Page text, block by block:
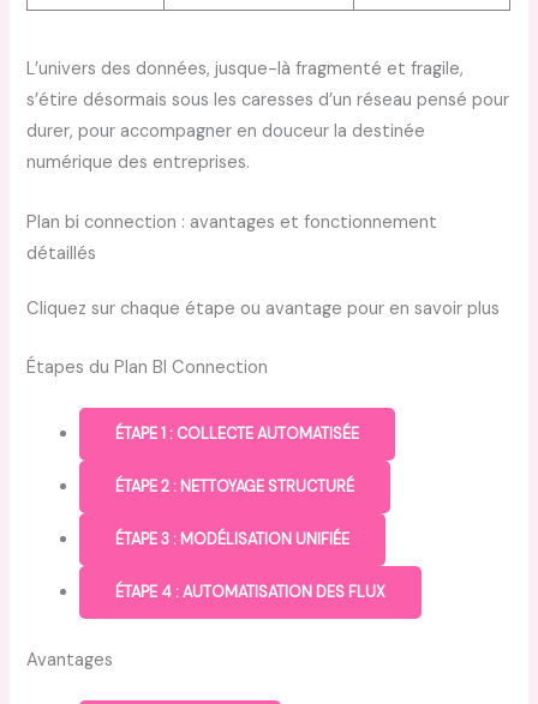
L’univers des données, jusque-là fragmenté et fragile,
s’étire désormais sous les caresses d’un réseau pensé pour
durer, pour accompagner en douceur la destinée
numérique des entreprises.
Plan bi connection : avantages et fonctionnement
détaillés
Cliquez sur chaque étape ou avantage pour en savoir plus
Étapes du Plan BI Connection
ÉTAPE 1 : COLLECTE AUTOMATISÉE
ÉTAPE 2 : NETTOYAGE STRUCTURÉ
ÉTAPE 3 : MODÉLISATION UNIFIÉE
ÉTAPE 4 : AUTOMATISATION DES FLUX
Avantages